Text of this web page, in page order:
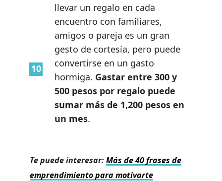
llevar un regalo en cada
encuentro con familiares,
amigos o pareja es un gran
gesto de cortesía, pero puede
convertirse en un gasto
hormiga. Gastar entre 300 y
500 pesos por regalo puede
sumar más de 1,200 pesos en
un mes.
Te puede interesar:Más de 40 frases de
emprendimiento para motivarte